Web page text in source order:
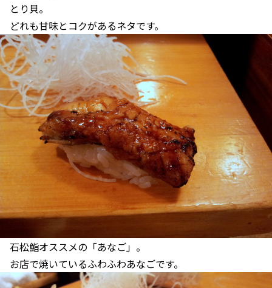
とり貝。
どれも甘味とコクがあるネタです。
石松鮨オススメの「あなご」。
お店で焼いているふわふわあなごです。